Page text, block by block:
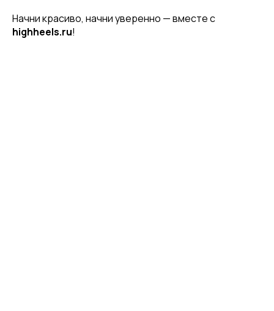
Начни красиво, начни уверенно — вместе с
highheels.ru!